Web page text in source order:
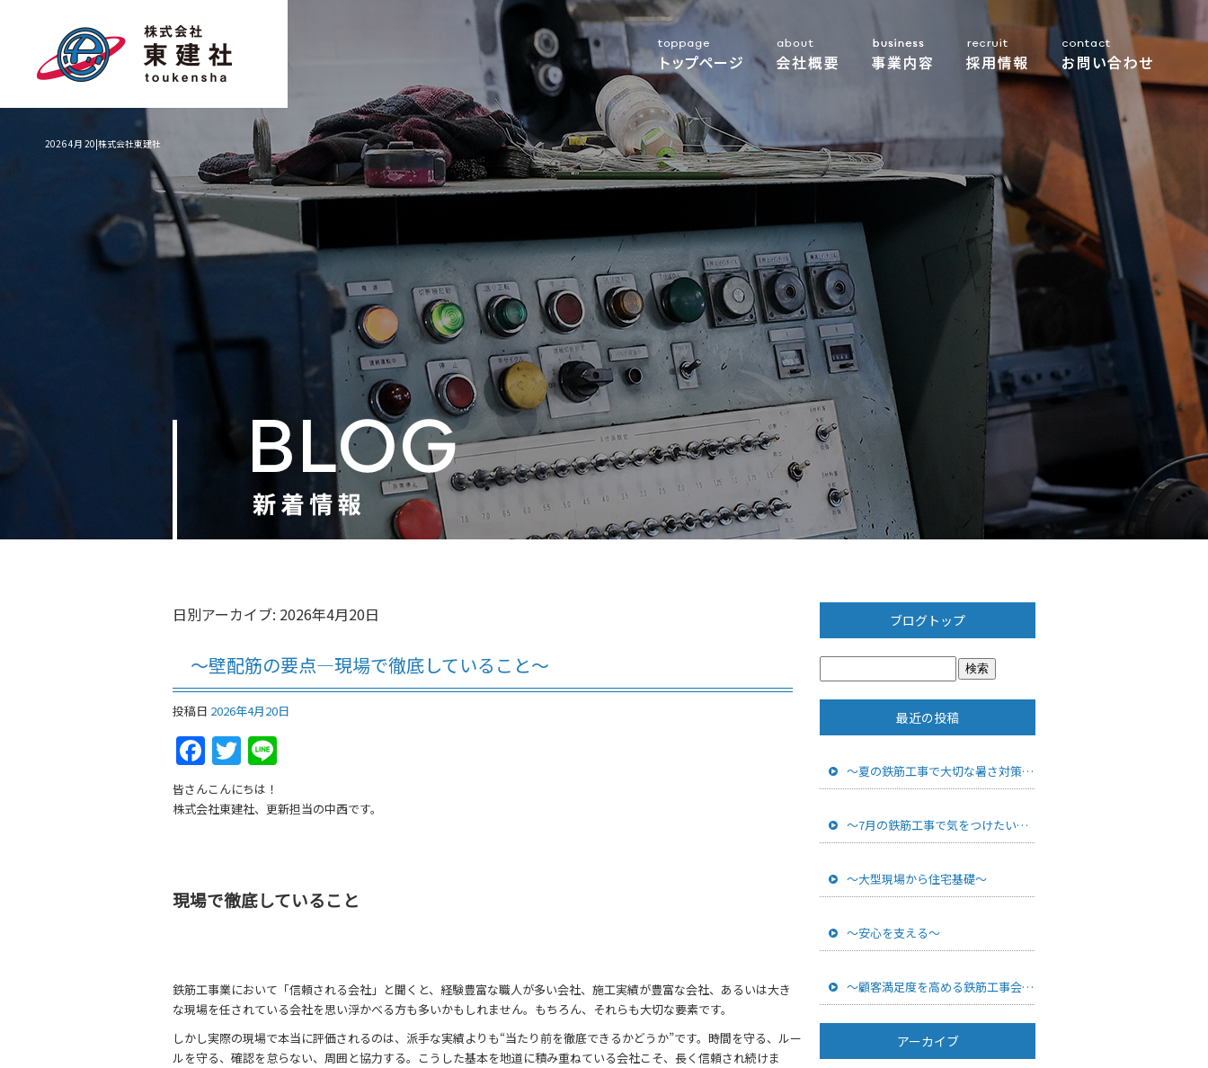
2026 4月 20|株式会社東建社
日別アーカイブ: 2026年4月20日
～壁配筋の要点—現場で徹底していること～
投稿日 2026年4月20日
Facebook
Twitter
皆さんこんにちは！
株式会社東建社、更新担当の中西です。
現場で徹底していること
鉄筋工事業において「信頼される会社」と聞くと、経験豊富な職人が多い会社、施工実績が豊富な会社、あるいは大き
な現場を任されている会社を思い浮かべる方も多いかもしれません。もちろん、それらも大切な要素です。
しかし実際の現場で本当に評価されるのは、派手な実績よりも“当たり前を徹底できるかどうか”です。時間を守る、ルー
ルを守る、確認を怠らない、周囲と協力する。こうした基本を地道に積み重ねている会社こそ、長く信頼され続けま
ブログトップ
最近の投稿
～夏の鉄筋工事で大切な暑さ対策と品質管理
～7月の鉄筋工事で気をつけたいポイント
～大型現場から住宅基礎～
～安心を支える～
～顧客満足度を高める鉄筋工事会社の対応力とは？現場で信頼される会社の共通点
アーカイブ